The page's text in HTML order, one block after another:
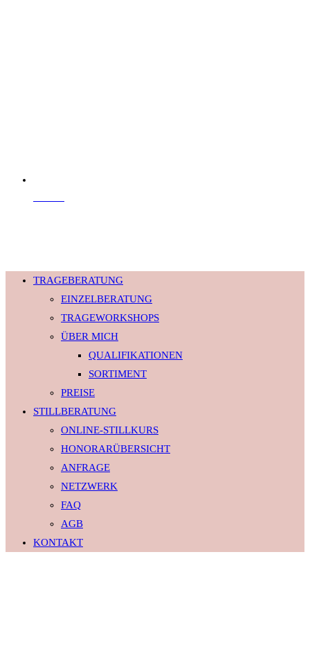
TRAGEBERATUNG
EINZELBERATUNG
TRAGEWORKSHOPS
ÜBER MICH
QUALIFIKATIONEN
SORTIMENT
PREISE
STILLBERATUNG
ONLINE-STILLKURS
HONORARÜBERSICHT
ANFRAGE
NETZWERK
FAQ
AGB
KONTAKT